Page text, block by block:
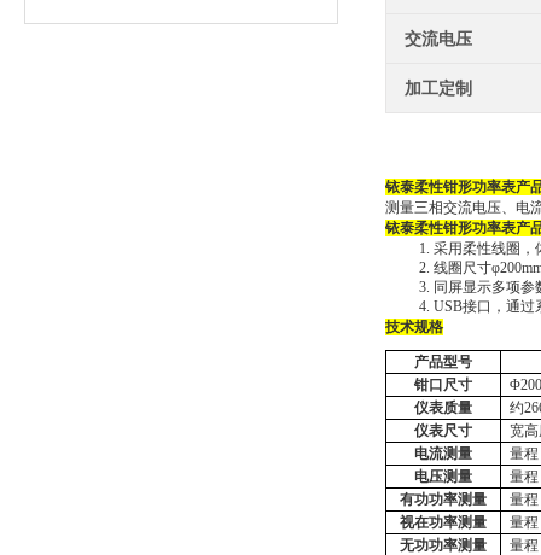
交流电压
加工定制
铱泰柔性钳形功率表产
测量三相交流电压、电
铱泰柔性钳形功率表产
1. 采用柔性线圈，
2. 线圈尺寸
3. 同屏显示多项参
4. USB接口，通过
技术规格
产品型号
钳口尺寸
仪表质量
约
仪表尺寸
宽
电流测量
量
电压测量
量
有功功率测量
量
视在功率测量
量
无功功率测量
量